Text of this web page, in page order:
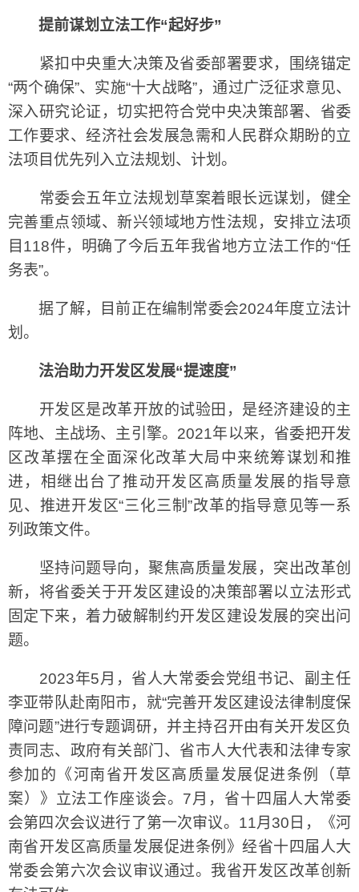
提前谋划立法工作“起好步”
紧扣中央重大决策及省委部署要求，围绕锚定
“两个确保”、实施“十大战略”，通过广泛征求意见、
深入研究论证，切实把符合党中央决策部署、省委
工作要求、经济社会发展急需和人民群众期盼的立
法项目优先列入立法规划、计划。
常委会五年立法规划草案着眼长远谋划，健全
完善重点领域、新兴领域地方性法规，安排立法项
目118件，明确了今后五年我省地方立法工作的“任
务表”。
据了解，目前正在编制常委会2024年度立法计
划。
法治助力开发区发展“提速度”
开发区是改革开放的试验田，是经济建设的主
阵地、主战场、主引擎。2021年以来，省委把开发
区改革摆在全面深化改革大局中来统筹谋划和推
进，相继出台了推动开发区高质量发展的指导意
见、推进开发区“三化三制”改革的指导意见等一系
列政策文件。
坚持问题导向，聚焦高质量发展，突出改革创
新，将省委关于开发区建设的决策部署以立法形式
固定下来，着力破解制约开发区建设发展的突出问
题。
2023年5月，省人大常委会党组书记、副主任
李亚带队赴南阳市，就“完善开发区建设法律制度保
障问题”进行专题调研，并主持召开由有关开发区负
责同志、政府有关部门、省市人大代表和法律专家
参加的《河南省开发区高质量发展促进条例（草
案）》立法工作座谈会。7月，省十四届人大常委
会第四次会议进行了第一次审议。11月30日，《河
南省开发区高质量发展促进条例》经省十四届人大
常委会第六次会议审议通过。我省开发区改革创新